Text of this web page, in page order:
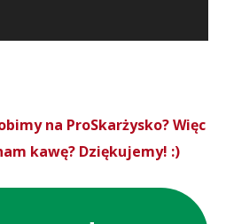
na ProSkarżysko? Więc
kawę? Dziękujemy! :)